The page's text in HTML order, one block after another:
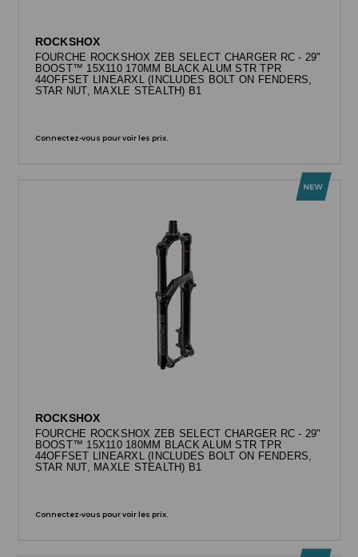
ROCKSHOX
FOURCHE ROCKSHOX ZEB SELECT CHARGER RC - 29"
BOOST™ 15X110 170MM BLACK ALUM STR TPR
44OFFSET LINEARXL (INCLUDES BOLT ON FENDERS,
STAR NUT, MAXLE STEALTH) B1
Connectez-vous pour voir les prix.
ROCKSHOX
FOURCHE ROCKSHOX ZEB SELECT CHARGER RC - 29"
BOOST™ 15X110 180MM BLACK ALUM STR TPR
44OFFSET LINEARXL (INCLUDES BOLT ON FENDERS,
STAR NUT, MAXLE STEALTH) B1
Connectez-vous pour voir les prix.